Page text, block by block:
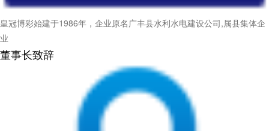
皇冠博彩始建于1986年，企业原名广丰县水利水电建设公司,属县集体企
业
董事长致辞